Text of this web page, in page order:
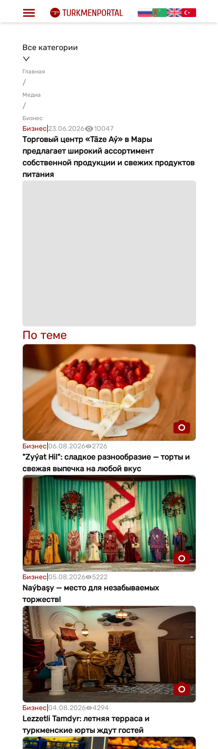
Все категории
Главная
/
Медиа
/
Бизнес
Бизнес 23.06.2026 10047
Торговый центр «Täze Aý» в Мары
предлагает широкий ассортимент
собственной продукции и свежих продуктов
питания
По теме
Бизнес 06.08.2026 2726
"Zyýat Hil": сладкое разнообразие — торты и
свежая выпечка на любой вкус
Бизнес 05.08.2026 5222
Naýbaşy — место для незабываемых
торжеств!
Бизнес 04.08.2026 4294
Lezzetli Tamdyr: летняя терраса и
туркменские юрты ждут гостей